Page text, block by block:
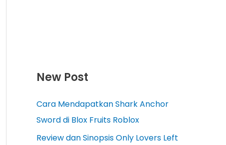
New Post
Cara Mendapatkan Shark Anchor
Sword di Blox Fruits Roblox
Review dan Sinopsis Only Lovers Left